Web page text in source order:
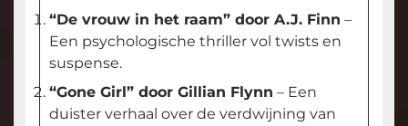
“De vrouw in het raam” door A.J. Finn –
Een psychologische thriller vol twists en
suspense.
“Gone Girl” door Gillian Flynn – Een
duister verhaal over de verdwijning van